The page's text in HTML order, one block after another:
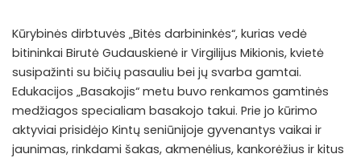
Kūrybinės dirbtuvės „Bitės darbininkės“, kurias vedė
bitininkai Birutė Gudauskienė ir Virgilijus Mikionis, kvietė
susipažinti su bičių pasauliu bei jų svarba gamtai.
Edukacijos „Basakojis“ metu buvo renkamos gamtinės
medžiagos specialiam basakojo takui. Prie jo kūrimo
aktyviai prisidėjo Kintų seniūnijoje gyvenantys vaikai ir
jaunimas, rinkdami šakas, akmenėlius, kankorėžius ir kitus